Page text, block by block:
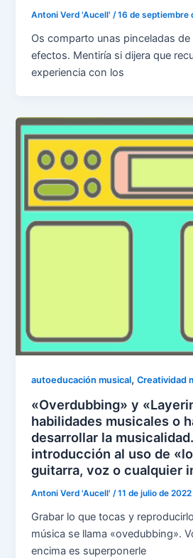
Antoni Verd 'Aucell' /16 de septiembre
Os comparto unas pinceladas
efectos. Mentiría si dijera que
experiencia con los
autoeducación musical,Creatividad
«Overdubbing» y
habilidades musicales o
desarrollar la
introducción al uso de
guitarra, voz o cualquier
Antoni Verd 'Aucell' /11 de julio de 2022
Grabar lo que tocas y
música se llama «ovedubbing».
encima es superponerle